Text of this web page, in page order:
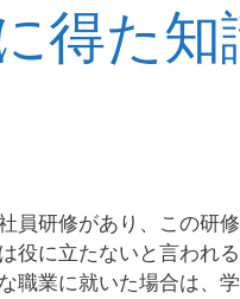
得た知
員研修があり、この研
役に立たないと言われ
職業に就いた場合は、